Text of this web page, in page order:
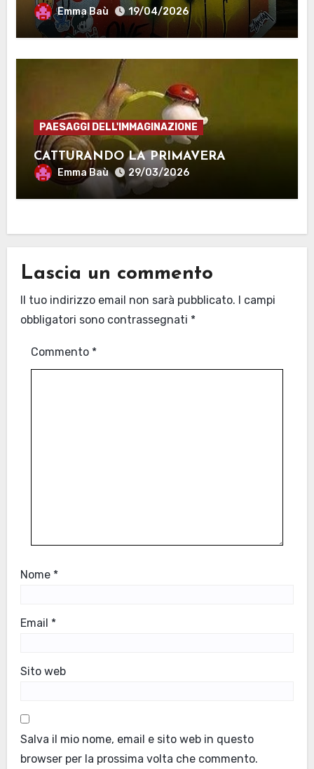
Emma Baù 19/04/2026
PAESAGGI DELL'IMMAGINAZIONE
CATTURANDO LA PRIMAVERA
Emma Baù 29/03/2026
Lascia un commento
Il tuo indirizzo email non sarà pubblicato.
I campi
obbligatori sono contrassegnati *
Commento *
Nome *
Email *
Sito web
Salva il mio nome, email e sito web in questo
browser per la prossima volta che commento.